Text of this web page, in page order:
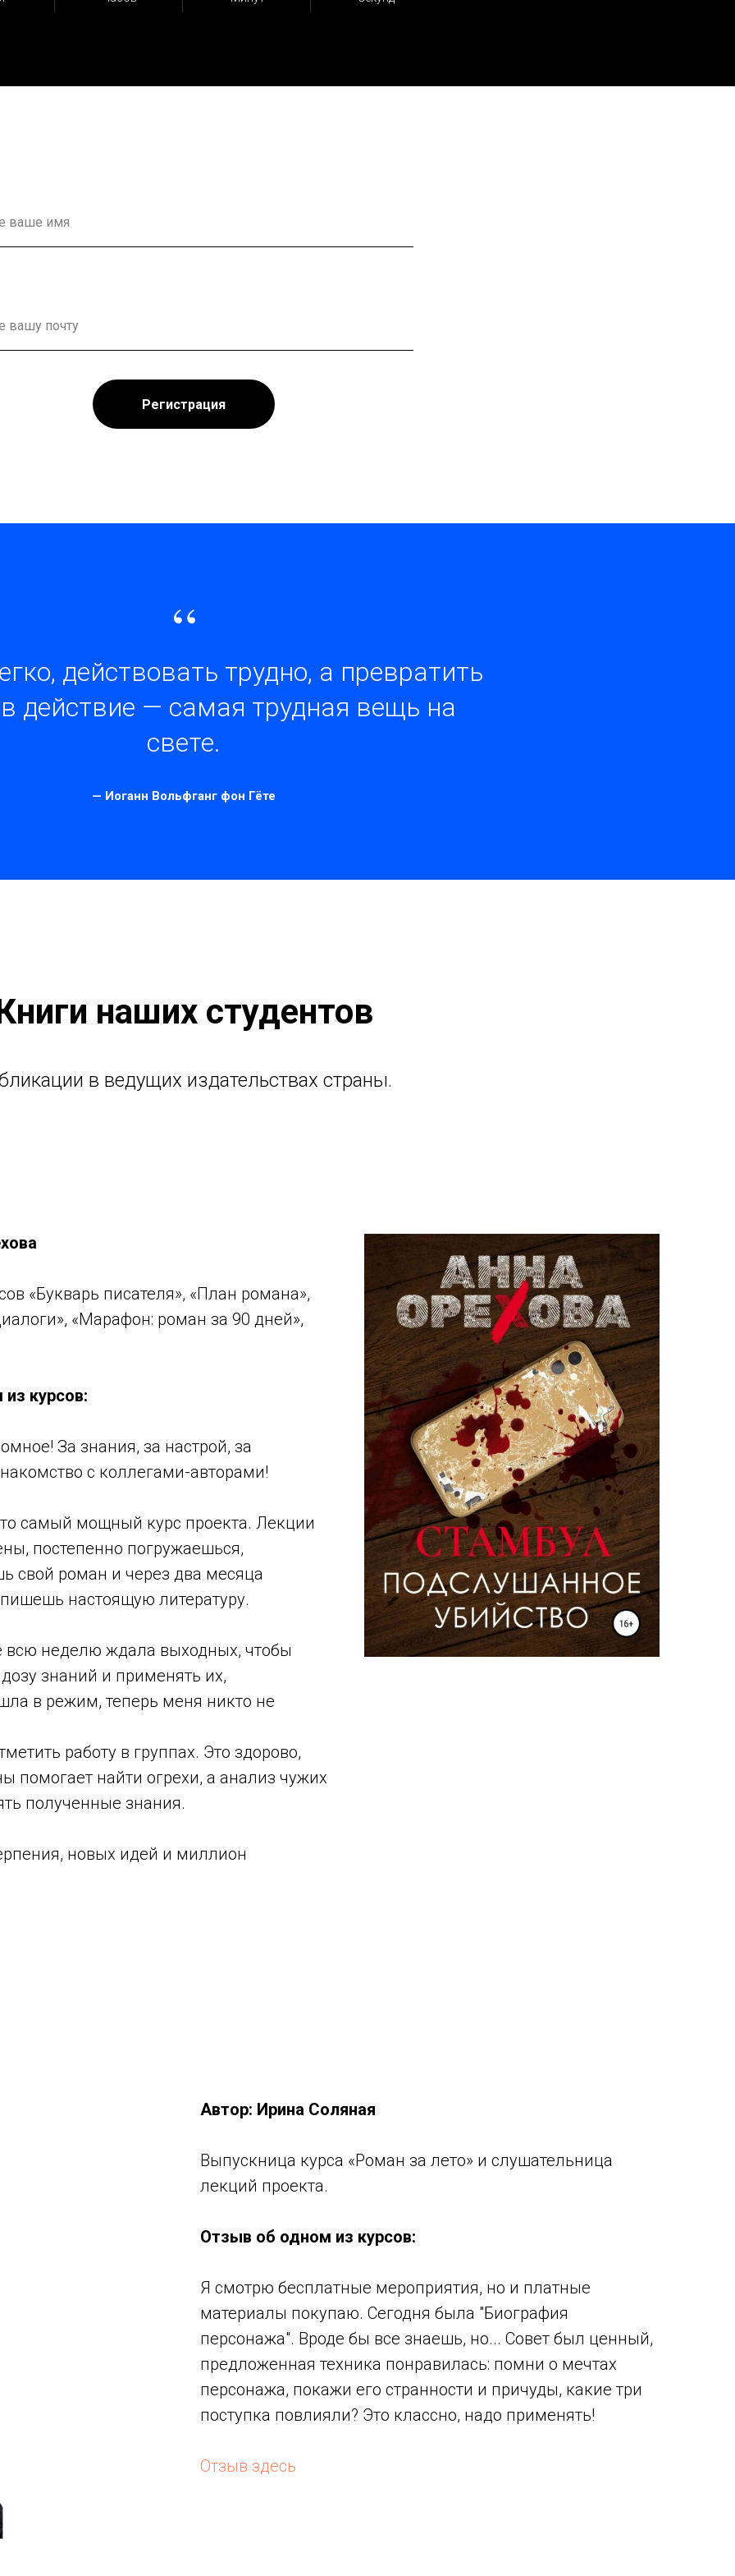
Регистрация
“
действовать трудно, а превратить
действие — самая трудная вещь на
свете.
— Иоганн Вольфганг фон Гёте
наших студентов
в ведущих издательствах страны.
«Букварь писателя», «План романа»,
«Марафон: роман за 90 дней»,
курсов:
За знания, за настрой, за
с коллегами-авторами!
самый мощный курс проекта. Лекции
постепенно погружаешься,
свой роман и через два месяца
настоящую литературу.
всю неделю ждала выходных, чтобы
знаний и применять их,
в режим, теперь меня никто не
работу в группах. Это здорово,
помогает найти огрехи, а анализ чужих
полученные знания.
новых идей и миллион
Автор: Ирина Соляная
Выпускница курса «Роман за лето» и слушательница
лекций проекта.
Отзыв об одном из курсов:
Я смотрю бесплатные мероприятия, но и платные
материалы покупаю. Сегодня была "Биография
персонажа". Вроде бы все знаешь, но... Совет был ценный,
предложенная техника понравилась: помни о мечтах
персонажа, покажи его странности и причуды, какие три
поступка повлияли? Это классно, надо применять!
Отзыв здесь